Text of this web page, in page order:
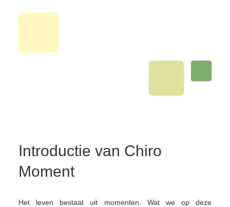
Introductie van Chiro
Moment
Het leven bestaat uit momenten. Wat we op deze